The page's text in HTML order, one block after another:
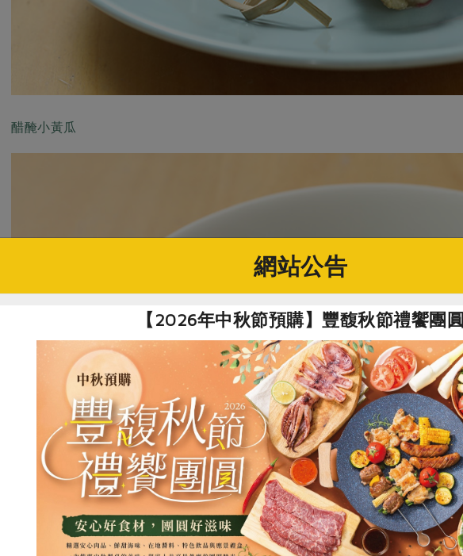
醋醃小黃瓜
網站公告
【2026年中秋節預購】豐馥秋節禮饗團圓